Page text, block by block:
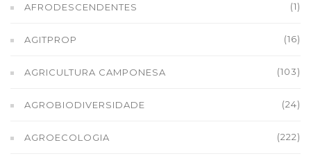
AFRODESCENDENTES (1)
AGITPROP (16)
AGRICULTURA CAMPONESA (103)
AGROBIODIVERSIDADE (24)
AGROECOLOGIA (222)